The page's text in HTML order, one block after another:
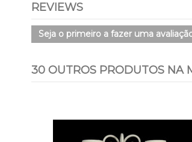
REVIEWS
Seja o primeiro a fazer uma
30 OUTROS PRODUTOS NA